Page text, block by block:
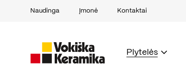
Naudinga Įmonė Kontaktai
Plytelės